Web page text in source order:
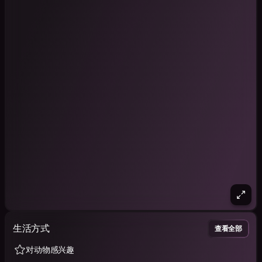
生活方式 查看全部
对动物感兴趣